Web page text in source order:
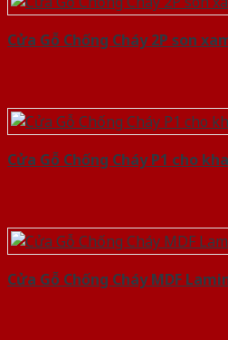
Cửa Gỗ Chống Cháy 2P son
Cửa Gỗ Chống Cháy P1 cho
Cửa Gỗ Chống Cháy MDF